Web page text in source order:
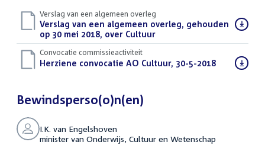
Verslag van een algemeen overleg
Download
bestand:
Verslag van een algemeen overleg, gehouden
op 30 mei 2018, over Cultuur(PDF)
Convocatie commissieactiviteit
Download
Herziene convocatie AO Cultuur, 30-5-2018(PDF)
Bewindsperso(o)n(en)
I.K. van Engelshoven
minister van Onderwijs, Cultuur en Wetenschap